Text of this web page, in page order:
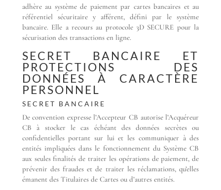
adhère au système de paiement par cartes bancaires et au
référentiel sécuritaire y afférent, défini par le système
bancaire. Elle a recours au protocole 3D SECURE pour la
sécurisation des transactions en ligne.
SECRET BANCAIRE ET
PROTECTIONS DES
DONNÉES À CARACTÈRE
PERSONNEL
SECRET BANCAIRE
De convention expresse l’Accepteur CB autorise l’Acquéreur
CB à stocker le cas échéant des données secrètes ou
confidentielles portant sur lui et les communiquer à des
entités impliquées dans le fonctionnement du Système CB
aux seules finalités de traiter les opérations de paiement, de
prévenir des fraudes et de traiter les réclamations, qu’elles
émanent des Titulaires de Cartes ou d’autres entités.